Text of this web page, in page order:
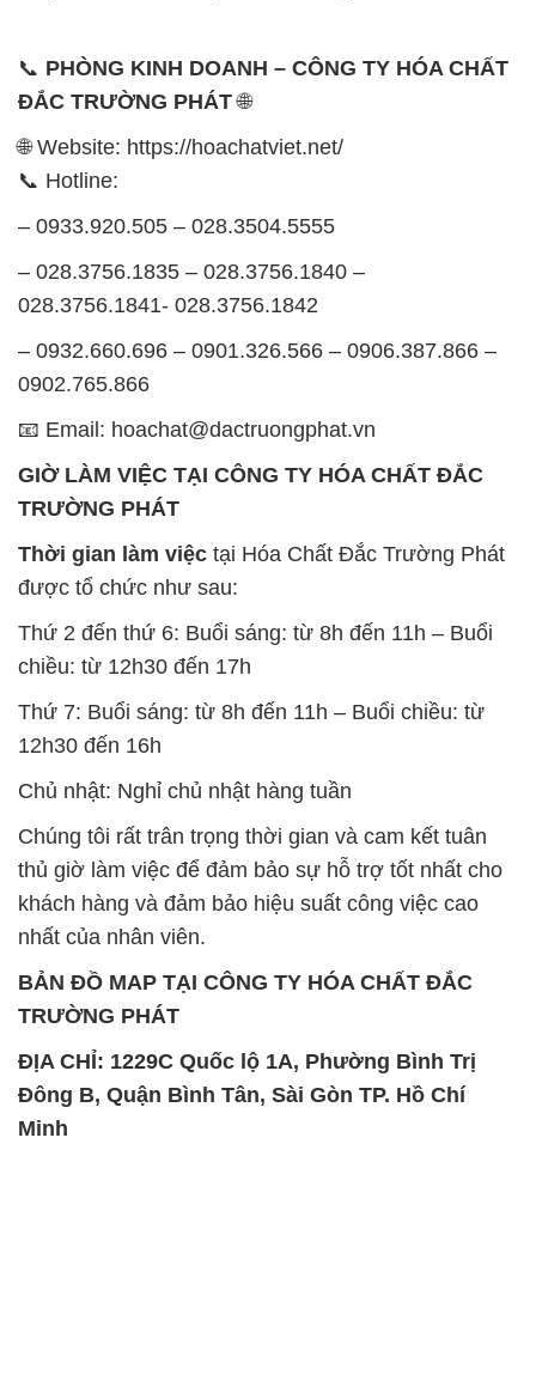
📞 PHÒNG KINH DOANH – CÔNG TY HÓA CHẤT
ĐẮC TRƯỜNG PHÁT🌐
🌐 Website: https://hoachatviet.net/
📞 Hotline:
– 0933.920.505 – 028.3504.5555
– 028.3756.1835 – 028.3756.1840 –
028.3756.1841- 028.3756.1842
– 0932.660.696 – 0901.326.566 – 0906.387.866 –
0902.765.866
📧 Email: hoachat@dactruongphat.vn
GIỜ LÀM VIỆC TẠI CÔNG TY HÓA CHẤT ĐẮC
TRƯỜNG PHÁT
Thời gian làm việc tại Hóa Chất Đắc Trường Phát
được tổ chức như sau:
Thứ 2 đến thứ 6: Buổi sáng: từ 8h đến 11h – Buổi
chiều: từ 12h30 đến 17h
Thứ 7: Buổi sáng: từ 8h đến 11h – Buổi chiều: từ
12h30 đến 16h
Chủ nhật: Nghỉ chủ nhật hàng tuần
Chúng tôi rất trân trọng thời gian và cam kết tuân
thủ giờ làm việc để đảm bảo sự hỗ trợ tốt nhất cho
khách hàng và đảm bảo hiệu suất công việc cao
nhất của nhân viên.
BẢN ĐỒ MAP TẠI CÔNG TY HÓA CHẤT ĐẮC
TRƯỜNG PHÁT
ĐỊA CHỈ: 1229C Quốc lộ 1A, Phường Bình Trị
Đông B, Quận Bình Tân, Sài Gòn TP. Hồ Chí
Minh